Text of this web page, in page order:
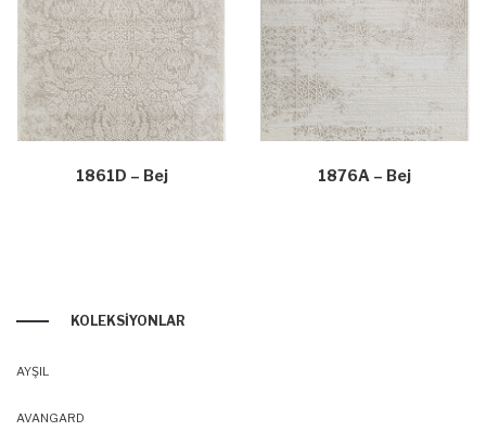
1861D – Bej 1876A – Bej
KOLEKSIYONLAR
AYŞIL
AVANGARD